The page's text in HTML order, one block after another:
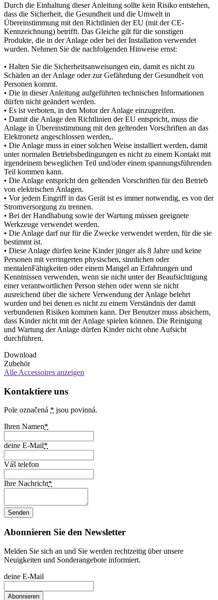
Durch die Einhaltung dieser Anleitung sollte kein Risiko entstehen,
dass die Sicherheit, die Gesundheit und die Umwelt in
Übereinstimmung mit den Richtlinien der EU (mit der CE-
Kennzeichnung) betrifft. Das Gleiche gilt für die sonstigen
Produkte, die in der Anlage oder bei der Installation verwendet
wurden. Nehmen Sie die nachfolgenden Hinweise ernst:
• Halten Sie die Sicherheitsanweisungen ein, damit es nicht zu
Schäden an der Anlage oder zur Gefährdung der Gesundheit von
Personen kommt.
• Die in dieser Anleitung aufgeführten technischen Informationen
dürfen nicht geändert werden.
• Es ist verboten, in den Motor der Anlage einzugreifen.
• Damit die Anlage den Richtlinien der EU entspricht, muss die
Anlage in Übereinstimmung mit den geltenden Vorschriften an das
Elektronetz angeschlossen werden,.
• Die Anlage muss in einer solchen Weise installiert werden, damit
unter normalen Betriebsbedingungen es nicht zu einem Kontakt mit
irgendeinem beweglichen Teil und/oder einem spannungsführenden
Teil kommen kann.
• Die Anlage entspricht den geltenden Vorschriften für den Betrieb
von elektrischen Anlagen.
• Vor jedem Eingriff in das Gerät ist es immer notwendig, es von der
Stromversorgung zu trennen.
• Bei der Handhabung sowie der Wartung müssen geeignete
Werkzeuge verwendet werden.
• Die Anlage darf nur für die Zwecke verwendet werden, für die sie
bestimmt ist.
• Diese Anlage dürfen keine Kinder jünger als 8 Jahre und keine
Personen mit verringerten physischen, sinnlichen oder
mentalenFähigkeiten oder einem Mangel an Erfahrungen und
Kenntnissen verwenden, wenn sie nicht unter der Beaufsichtigung
einer verantwortlichen Person stehen oder wenn sie nicht
ausreichend über die sichere Verwendung der Anlage belehrt
wurden und bei denen es nicht zu einem Verständnis der damit
verbundenen Risiken kommen kann. Der Benutzer muss absichern,
dass Kinder nicht mit der Anlage spielen können. Die Reinigung
und Wartung der Anlage dürfen Kinder nicht ohne Aufsicht
durchführen.
Download
Zubehör
Alle Accessoires anzeigen
Kontaktiere uns
Pole označená * jsou povinná.
Ihren Namen*
deine E-Mail*
Váš telefon
Ihre Nachricht*
Abonnieren Sie den Newsletter
Melden Sie sich an und Sie werden rechtzeitig über unsere
Neuigkeiten und Sonderangebote informiert.
deine E-Mail